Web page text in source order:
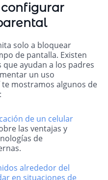
configurar
solo a bloquear
de pantalla. Existen
ayudan a los padres
un uso
mostramos algunos de
de un celular
las ventajas y
de
alrededor del
en situaciones de